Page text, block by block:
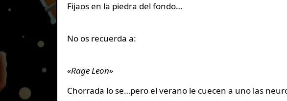
Fijaos en la piedra del fondo…
No os recuerda a:
«Rage Leon»
Chorrada lo se…pero el verano le cuecen a uno las